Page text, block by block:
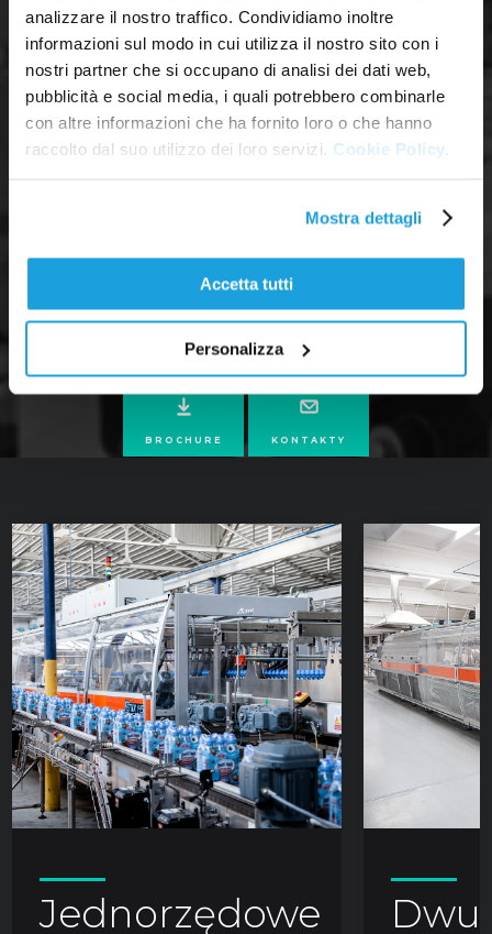
analizzare il nostro traffico. Condividiamo inoltre
informazioni sul modo in cui utilizza il nostro sito con i
nostri partner che si occupano di analisi dei dati web,
pubblicità e social media, i quali potrebbero combinarle
con altre informazioni che ha fornito loro o che hanno
raccolto dal suo utilizzo dei loro servizi. Cookie Policy.
Mostra dettagli
Accetta tutti
Personalizza
BROCHURE KONTAKTY
Jednorzędowe